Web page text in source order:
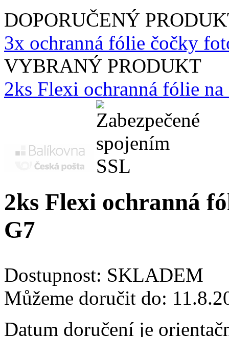
DOPORUČENÝ
3x ochranná fólie čočky
VYBRANÝ PRODUKT
2ks Flexi ochranná fólie
2ks Flexi ochranná
G7
Dostupnost: SKLADEM
Můžeme doručit do:
Datum doručení je